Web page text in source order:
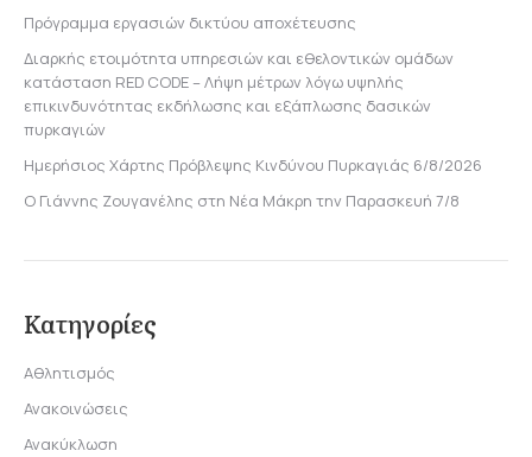
Πρόγραμμα εργασιών δικτύου αποχέτευσης
Διαρκής ετοιμότητα υπηρεσιών και εθελοντικών ομάδων
κατάσταση RED CODE – Λήψη μέτρων λόγω υψηλής
επικινδυνότητας εκδήλωσης και εξάπλωσης δασικών
πυρκαγιών
Ημερήσιος Χάρτης Πρόβλεψης Κινδύνου Πυρκαγιάς 6/8/2026
Ο Γιάννης Ζουγανέλης στη Νέα Μάκρη την Παρασκευή 7/8
Κατηγορίες
Αθλητισμός
Ανακοινώσεις
Ανακύκλωση